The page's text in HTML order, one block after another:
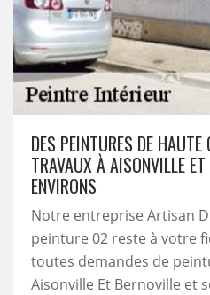
DES PEINTURES DE
TRAVAUX À AISONVILLE
ENVIRONS
Notre entreprise Artisan
peinture 02 reste à votre
toutes demandes de
Aisonville Et Bernoville et